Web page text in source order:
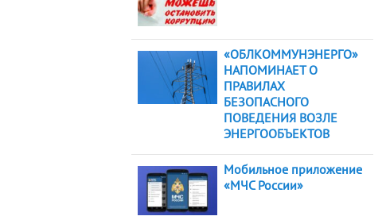
«ОБЛКОММУНЭНЕРГО»
НАПОМИНАЕТ О
ПРАВИЛАХ
БЕЗОПАСНОГО
ПОВЕДЕНИЯ ВОЗЛЕ
ЭНЕРГООБЪЕКТОВ
Мобильное приложение
«МЧС России»